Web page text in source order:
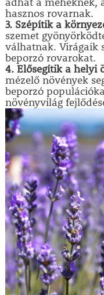
hasznos rovarnak.
3. Szépítik a
szemet
válhatnak. Virágaik
beporzó rovarokat.
4. Elősegítik a helyi
mézelő növények
beporzó
növényvilág